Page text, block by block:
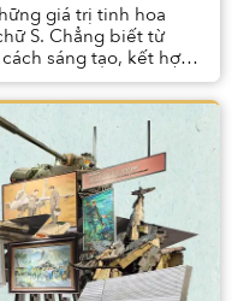
giá trị tinh hoa
S. Chẳng biết từ
sáng tạo, kết hợp
...